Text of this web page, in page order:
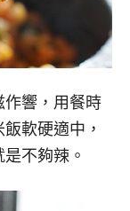
作響，用餐時
軟硬適中，
不夠辣。